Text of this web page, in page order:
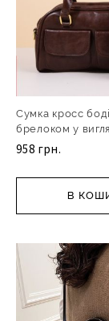
Сумка кросс
брелоком у
958 грн.
В